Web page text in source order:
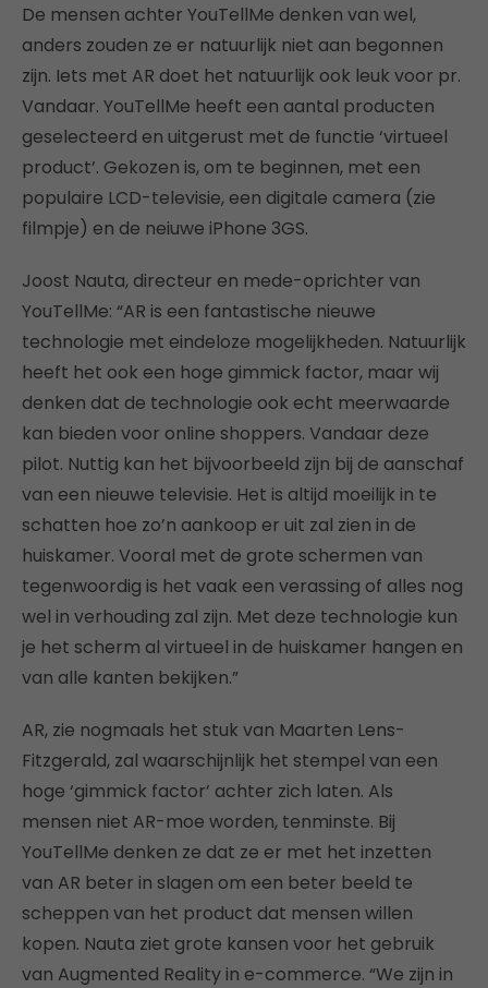
De mensen achter YouTellMe denken van wel,
anders zouden ze er natuurlijk niet aan begonnen
zijn. Iets met AR doet het natuurlijk ook leuk voor pr.
Vandaar. YouTellMe heeft een aantal producten
geselecteerd en uitgerust met de functie ‘virtueel
product’. Gekozen is, om te beginnen, met een
populaire LCD-televisie, een digitale camera (zie
filmpje) en de neiuwe iPhone 3GS.
Joost Nauta, directeur en mede-oprichter van
YouTellMe: “AR is een fantastische nieuwe
technologie met eindeloze mogelijkheden. Natuurlijk
heeft het ook een hoge gimmick factor, maar wij
denken dat de technologie ook echt meerwaarde
kan bieden voor online shoppers. Vandaar deze
pilot. Nuttig kan het bijvoorbeeld zijn bij de aanschaf
van een nieuwe televisie. Het is altijd moeilijk in te
schatten hoe zo’n aankoop er uit zal zien in de
huiskamer. Vooral met de grote schermen van
tegenwoordig is het vaak een verassing of alles nog
wel in verhouding zal zijn. Met deze technologie kun
je het scherm al virtueel in de huiskamer hangen en
van alle kanten bekijken.”
AR, zie nogmaals het stuk van Maarten Lens-
Fitzgerald, zal waarschijnlijk het stempel van een
hoge ‘gimmick factor’ achter zich laten. Als
mensen niet AR-moe worden, tenminste. Bij
YouTellMe denken ze dat ze er met het inzetten
van AR beter in slagen om een beter beeld te
scheppen van het product dat mensen willen
kopen. Nauta ziet grote kansen voor het gebruik
van Augmented Reality in e-commerce. “We zijn in